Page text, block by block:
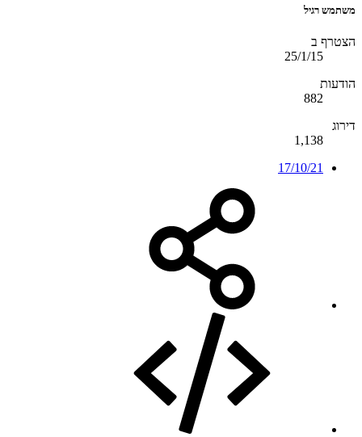
משתמש רגיל
הצטרף ב
25/1/15
הודעות
882
דירוג
1,138
17/10/21